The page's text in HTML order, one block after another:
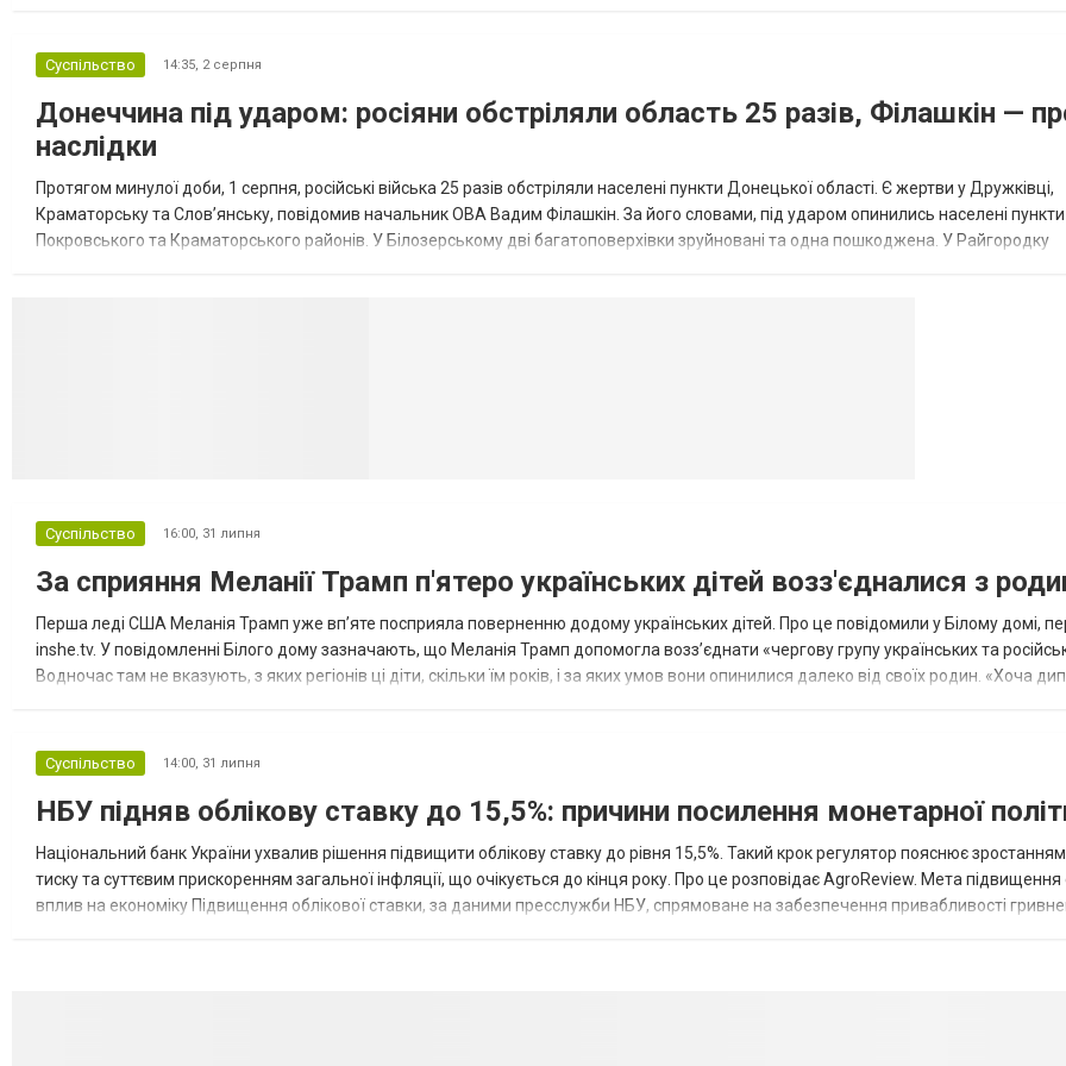
Суспільство 14:35, 2 серпня
Донеччина під ударом: росіяни обстріляли область 25 разів, Філашкін —
наслідки
Протягом минулої доби, 1 серпня, російські війська 25 разів обстріляли населені пункти Донецької області. Є жертви у Дружківці,
Краматорську та Слов’янську, повідомив начальник ОВА Вадим Філашкін. За його словами, під ударом опинились населені пункти
Покровського та Краматорського районів. У Білозерському дві багатоповерхівки зруйновані та одна пошкоджена. У Райгородку
Суспільство 16:00, 31 липня
За сприяння Меланії Трамп п'ятеро українських дітей возз'єдналися з
Перша леді США Меланія Трамп уже впʼяте посприяла поверненню додому українських дітей. Про це повідомили у Білому домі,
inshe.tv. У повідомленні Білого дому зазначають, що Меланія Трамп допомогла возз’єднати «чергову групу українських та
Водночас там не вказують, з яких регіонів ці діти, скільки їм років, і за яких умов вони опинилися далеко від своїх родин. «Хоча
Суспільство 14:00, 31 липня
НБУ підняв облікову ставку до 15,5%: причини посилення монетарної
Національний банк України ухвалив рішення підвищити облікову ставку до рівня 15,5%. Такий крок регулятор пояснює
тиску та суттєвим прискоренням загальної інфляції, що очікується до кінця року. Про це розповідає AgroReview. Мета підвищення
вплив на економіку Підвищення облікової ставки, за даними пресслужби НБУ, спрямоване на забезпечення привабливості